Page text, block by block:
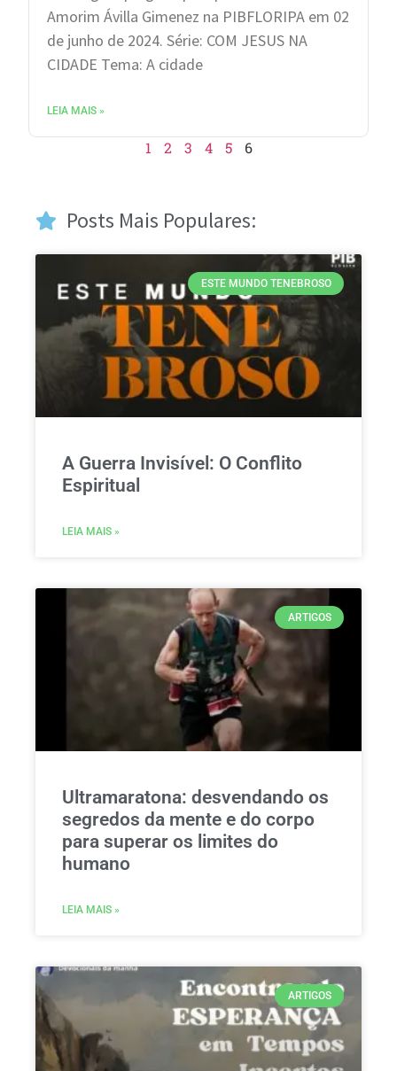
Amorim Ávilla Gimenez na PIBFLORIPA em 02
de junho de 2024. Série: COM JESUS NA
CIDADE Tema: A cidade
LEIA MAIS »
1 2 3 4 5 6
Posts Mais Populares:
ESTE MUNDO TENEBROSO
A Guerra Invisível: O Conflito
Espiritual
LEIA MAIS »
ARTIGOS
Ultramaratona: desvendando os
segredos da mente e do corpo
para superar os limites do
humano
LEIA MAIS »
ARTIGOS